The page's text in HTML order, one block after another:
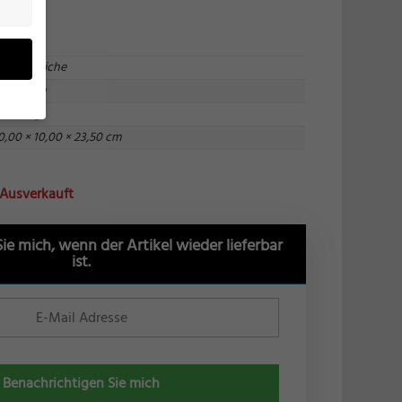
Räuchereiche
Gusseisen
× 10,00 × 23,50 cm
mich, wenn der Artikel wieder lieferbar
ist.
zu
z.
Zurück